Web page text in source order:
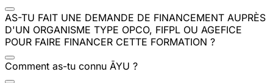
AS-TU FAIT UNE DEMANDE DE FINANCEMENT AUPRÈS
D'UN ORGANISME TYPE OPCO, FIFPL OU AGEFICE
POUR FAIRE FINANCER CETTE FORMATION ?
Comment as-tu connu ĀYU ?